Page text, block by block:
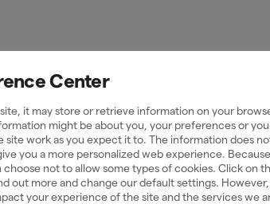
Center
it may store or retrieve information on your
might be about you, your preferences or
site work as you expect it to. The information does
you a more personalized web experience.
choose not to allow some types of cookies. Click on
out more and change our default settings.
your experience of the site and the services we